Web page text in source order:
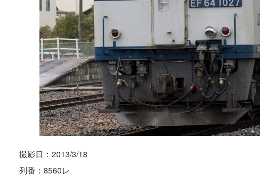
撮影日：2013/3/18
列番：8560レ